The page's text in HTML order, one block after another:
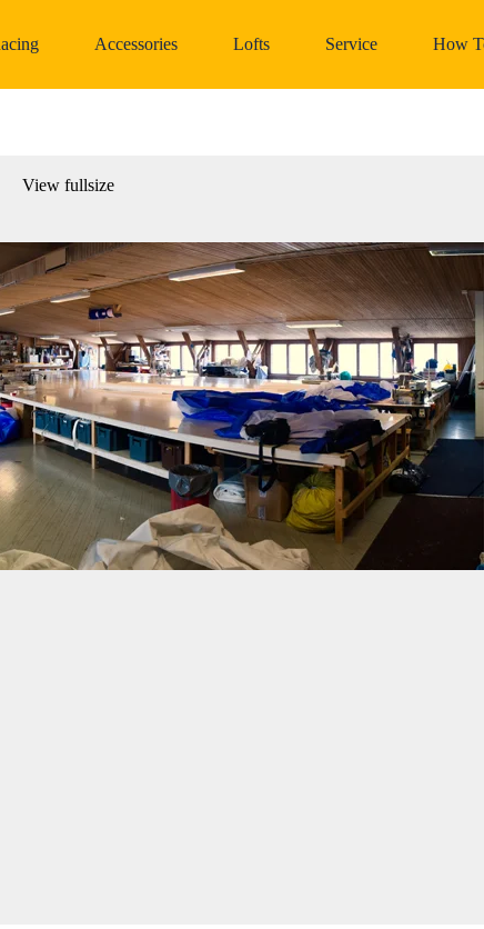
Accessories Lofts Service How
View fullsize